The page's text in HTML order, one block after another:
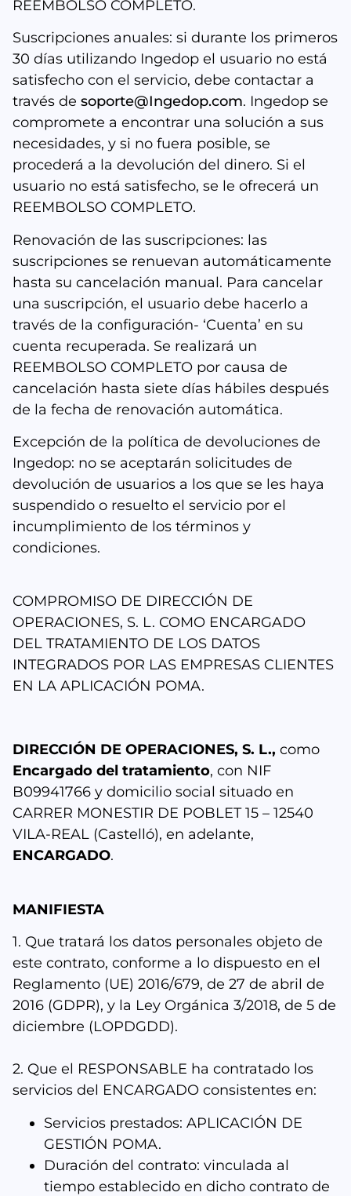
REEMBOLSO COMPLETO.
Suscripciones anuales: si durante los primeros
30 días utilizando Ingedop el usuario no está
satisfecho con el servicio, debe contactar a
través de soporte@Ingedop.com. Ingedop se
compromete a encontrar una solución a sus
necesidades, y si no fuera posible, se
procederá a la devolución del dinero. Si el
usuario no está satisfecho, se le ofrecerá un
REEMBOLSO COMPLETO.
Renovación de las suscripciones: las
suscripciones se renuevan automáticamente
hasta su cancelación manual. Para cancelar
una suscripción, el usuario debe hacerlo a
través de la configuración- ‘Cuenta’ en su
cuenta recuperada. Se realizará un
REEMBOLSO COMPLETO por causa de
cancelación hasta siete días hábiles después
de la fecha de renovación automática.
Excepción de la política de devoluciones de
Ingedop: no se aceptarán solicitudes de
devolución de usuarios a los que se les haya
suspendido o resuelto el servicio por el
incumplimiento de los términos y
condiciones.
COMPROMISO DE DIRECCIÓN DE
OPERACIONES, S. L. COMO ENCARGADO
DEL TRATAMIENTO DE LOS DATOS
INTEGRADOS POR LAS EMPRESAS CLIENTES
EN LA APLICACIÓN POMA.
DIRECCIÓN DE OPERACIONES, S. L., como
Encargado del tratamiento, con NIF
B09941766 y domicilio social situado en
CARRER MONESTIR DE POBLET 15 – 12540
VILA-REAL (Castelló), en adelante,
ENCARGADO.
MANIFIESTA
1. Que tratará los datos personales objeto de
este contrato, conforme a lo dispuesto en el
Reglamento (UE) 2016/679, de 27 de abril de
2016 (GDPR), y la Ley Orgánica 3/2018, de 5 de
diciembre (LOPDGDD).
2. Que el RESPONSABLE ha contratado los
servicios del ENCARGADO consistentes en:
Servicios prestados: APLICACIÓN DE
GESTIÓN POMA.
Duración del contrato: vinculada al
tiempo establecido en dicho contrato de